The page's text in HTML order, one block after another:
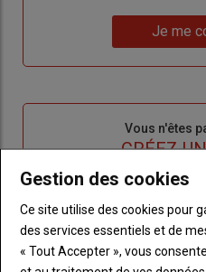
de
me
Je me
Vous n'êtes
TITRE CRÉEZ
compte pour
Lien
Gestion des cookies
Ce site utilise des cookies pour
des services essentiels et de
« Tout Accepter », vous